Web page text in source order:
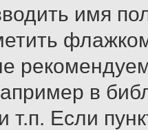
имя
в
т.п. Если